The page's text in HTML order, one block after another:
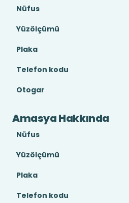
Nüfus
Yüzölçümü
Plaka
Telefon kodu
Otogar
Amasya Hakkında
Nüfus
Yüzölçümü
Plaka
Telefon kodu